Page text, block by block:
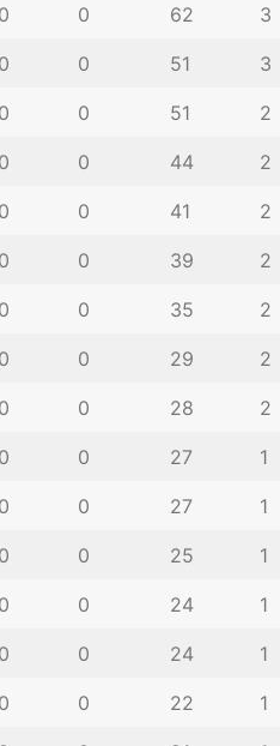
0 0 62 3
0 0 51 3
0 0 51 2
0 0 44 2
0 0 41 2
0 0 39 2
0 0 35 2
0 0 29 2
0 0 28 2
0 0 27 1
0 0 27 1
0 0 25 1
0 0 24 1
0 0 24 1
0 0 22 1